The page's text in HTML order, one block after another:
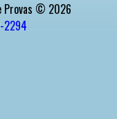
Provas © 2026
2294